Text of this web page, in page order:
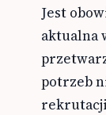
Jest
aktualna
potrzeb